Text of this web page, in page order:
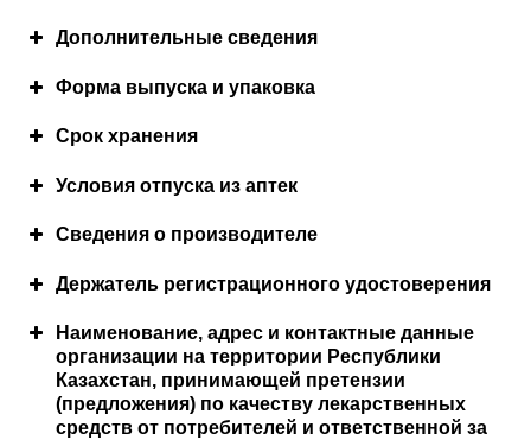
Дополнительные сведения
Описание внешнего вида, запаха, вкуса
Форма выпуска и упаковка
Срок хранения
Условия хранения
0
Условия отпуска из аптек
Сведения о производителе
Держатель регистрационного удостоверения
Наименование, адрес и контактные данные
организации на территории Республики
Казахстан, принимающей претензии
(предложения) по качеству лекарственных
средств от потребителей и ответственной за